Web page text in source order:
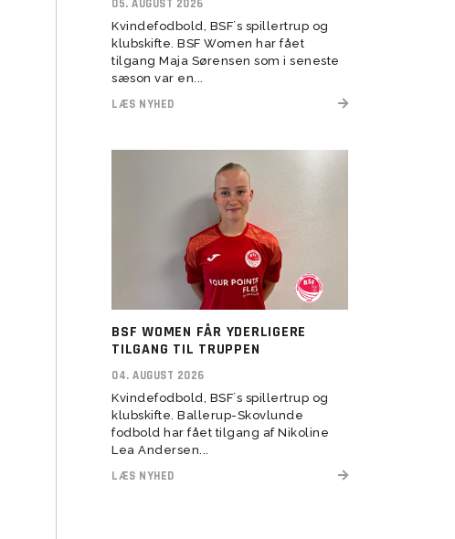
Transitionstræning
05. AUGUST 2026
Kvindefodbold, BSF´s spillertrup og
klubskifte. BSF Women har fået
tilgang Maja Sørensen som i seneste
sæson var en...
LÆS NYHED
BSF WOMEN FÅR YDERLIGERE
TILGANG TIL TRUPPEN
04. AUGUST 2026
Kvindefodbold, BSF´s spillertrup og
klubskifte. Ballerup-Skovlunde
fodbold har fået tilgang af Nikoline
Lea Andersen...
LÆS NYHED